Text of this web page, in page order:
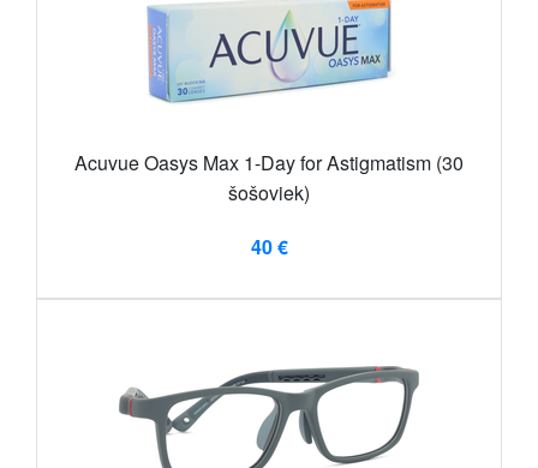
Acuvue Oasys Max 1-Day for Astigmatism (30
šošoviek)
40 €